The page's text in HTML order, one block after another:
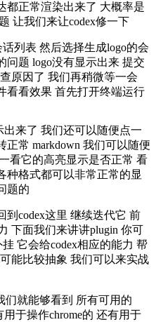
都正常渲染出来了 大概率是
让我们来让codex修一下
列表 然后选择生成logo的会
问题 logo没有显示出来 提交
原因了 我们再稍微等一会
看看效果 首先打开终端运行
来了 我们还可以随便点一
常 markdown 我们可以随便
看它的高亮显示是否正常 看
种格式都可以非常正常的显
题的
codex这里 继续迭代它 前
下面我们来讲讲plugin 你可
它会给codex相应的能力 帮
能比较抽象 我们可以来实战
们就能够看到 所有可用的
于操作chrome的 还有用于